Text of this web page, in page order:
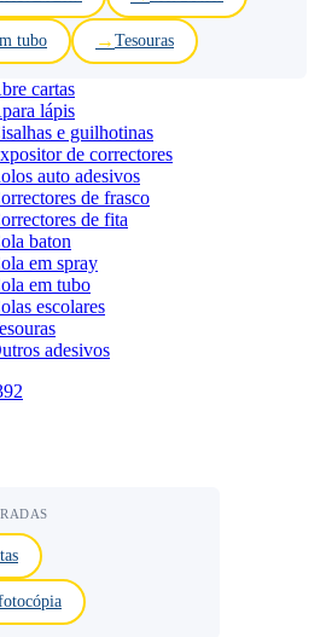
tubo Tesouras
cartas
lápis
e guilhotinas
de correctores
auto adesivos
de frasco
de fita
baton
em spray
em tubo
escolares
adesivos